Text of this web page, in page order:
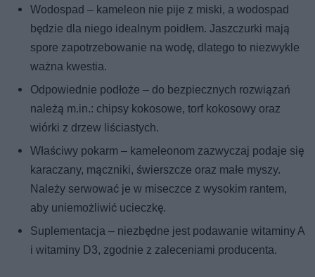
Wodospad – kameleon nie pije z miski, a wodospad
będzie dla niego idealnym poidłem. Jaszczurki mają
spore zapotrzebowanie na wodę, dlatego to niezwykle
ważna kwestia.
Odpowiednie podłoże – do bezpiecznych rozwiązań
należą m.in.: chipsy kokosowe, torf kokosowy oraz
wiórki z drzew liściastych.
Właściwy pokarm – kameleonom zazwyczaj podaje się
karaczany, mączniki, świerszcze oraz małe myszy.
Należy serwować je w miseczce z wysokim rantem,
aby uniemożliwić ucieczkę.
Suplementacja – niezbędne jest podawanie witaminy A
i witaminy D3, zgodnie z zaleceniami producenta.